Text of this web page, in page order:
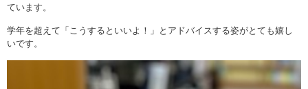
ています。
学年を超えて「こうするといいよ！」とアドバイスする姿がとても嬉し
いです。